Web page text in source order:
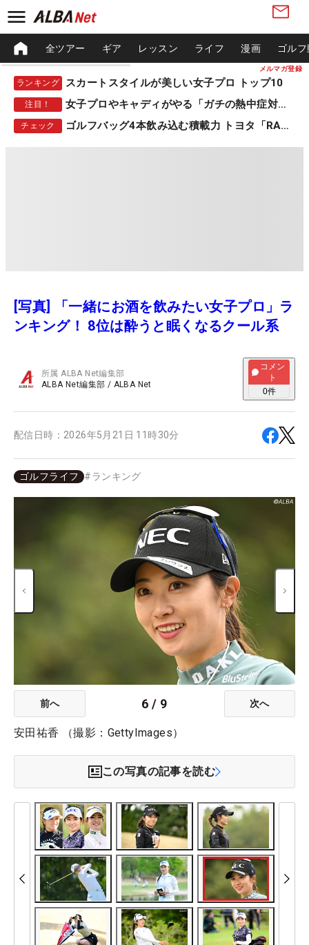
メルマガ登録
全ツアー ギア レッスン ライフ 漫画 ゴル
ランキング スカートスタイルが美しい女子プロ トップ10
注目！ 女子プロやキャディがやる「ガチの熱中症対策」
チェック ゴルフバッグ4本飲み込む積載力 トヨタ「RAV4」
[写真] 「一緒にお酒を飲みたい女子プロ」ラ
ンキング！ 8位は酔うと眠くなるクール系
所属ALBA Net編集部
ALBA Net編集部 / ALBA Net
コメン
ト
0件
配信日時： 2026年5月21日 11時30分
ゴルフライフ #ランキング
前へ 6 / 9 次へ
安田祐香 （撮影：GettyImages）
この写真の記事を読む